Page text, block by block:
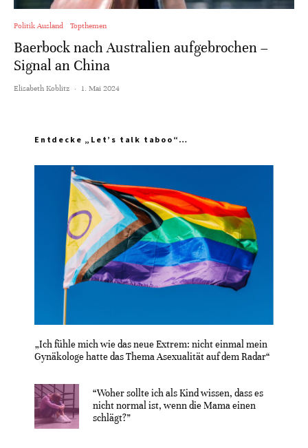
Politik Ausland Topthemen
Baerbock nach Australien aufgebrochen –
Signal an China
Elisabeth Koblitz · 1. Mai 2024
Entdecke „Let’s talk taboo“…
„Ich fühle mich wie das neue Extrem: nicht einmal mein
Gynäkologe hatte das Thema Asexualität auf dem Radar“
“Woher sollte ich als Kind wissen, dass es
nicht normal ist, wenn die Mama einen
schlägt?”